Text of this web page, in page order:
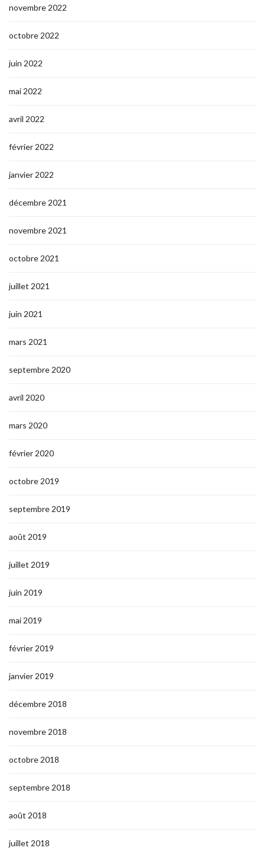
novembre 2022
octobre 2022
juin 2022
mai 2022
avril 2022
février 2022
janvier 2022
décembre 2021
novembre 2021
octobre 2021
juillet 2021
juin 2021
mars 2021
septembre 2020
avril 2020
mars 2020
février 2020
octobre 2019
septembre 2019
août 2019
juillet 2019
juin 2019
mai 2019
février 2019
janvier 2019
décembre 2018
novembre 2018
octobre 2018
septembre 2018
août 2018
juillet 2018